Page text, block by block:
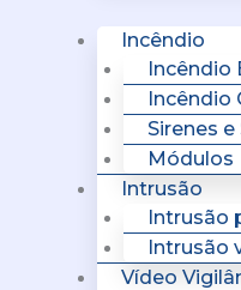
Incêndio
Incêndio
Incêndio
Sirenes
Módulos
Intrusão
Intrusão
Intrusão
Vídeo